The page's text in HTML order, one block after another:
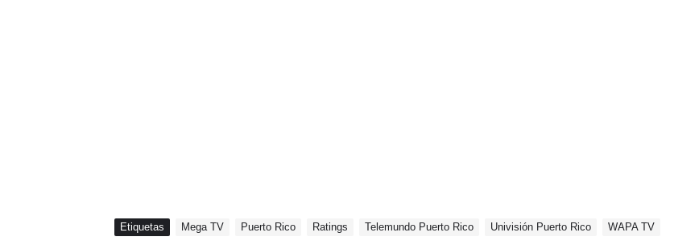
Etiquetas Mega TV Puerto Rico Ratings Telemundo Puerto Rico Univisión Puerto Rico WAPA TV